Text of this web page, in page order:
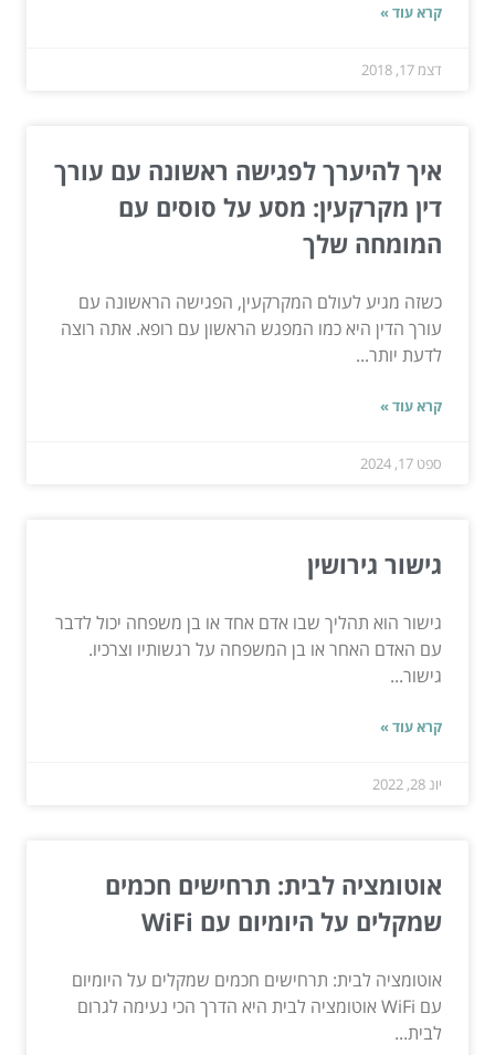
קרא עוד »
דצמ 17, 2018
איך להיערך לפגישה ראשונה עם עורך
דין מקרקעין: מסע על סוסים עם
המומחה שלך
כשזה מגיע לעולם המקרקעין, הפגישה הראשונה עם
עורך הדין היא כמו המפגש הראשון עם רופא. אתה רוצה
לדעת יותר...
קרא עוד »
ספט 17, 2024
גישור גירושין
גישור הוא תהליך שבו אדם אחד או בן משפחה יכול לדבר
עם האדם האחר או בן המשפחה על רגשותיו וצרכיו.
גישור...
קרא עוד »
יונ 28, 2022
אוטומציה לבית: תרחישים חכמים
שמקלים על היומיום עם WiFi
אוטומציה לבית: תרחישים חכמים שמקלים על היומיום
עם WiFi אוטומציה לבית היא הדרך הכי נעימה לגרום
לבית...